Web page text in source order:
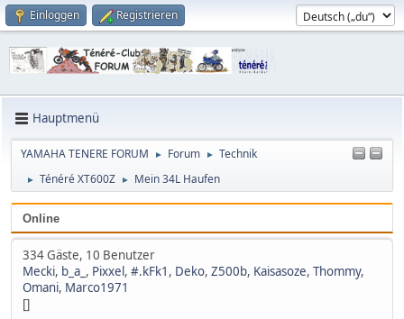
Einloggen Registrieren
Hauptmenü
YAMAHA TENERE FORUM ► Forum ► Technik
► Ténéré XT600Z ► Mein 34L Haufen
Online
334 Gäste, 10 Benutzer
Mecki, b_a_ , Pixxel, #.kFk1 , Deko, Z500b, Kaisasoze, Thommy,
Omani, Marco1971
[]